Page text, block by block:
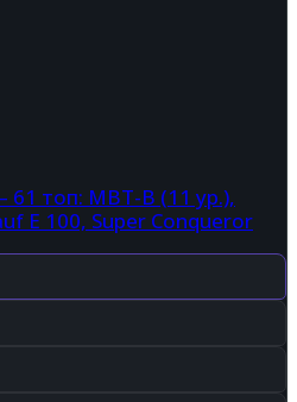
топ: MBT-B (11 ур.),
E 100, Super Conqueror